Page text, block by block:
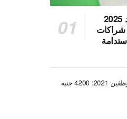
أغذية تُعزز ريادتها في جلفود 2025
شراكات
جدول زيادة مرتبات الموظفين 2021: 4200 جنيه